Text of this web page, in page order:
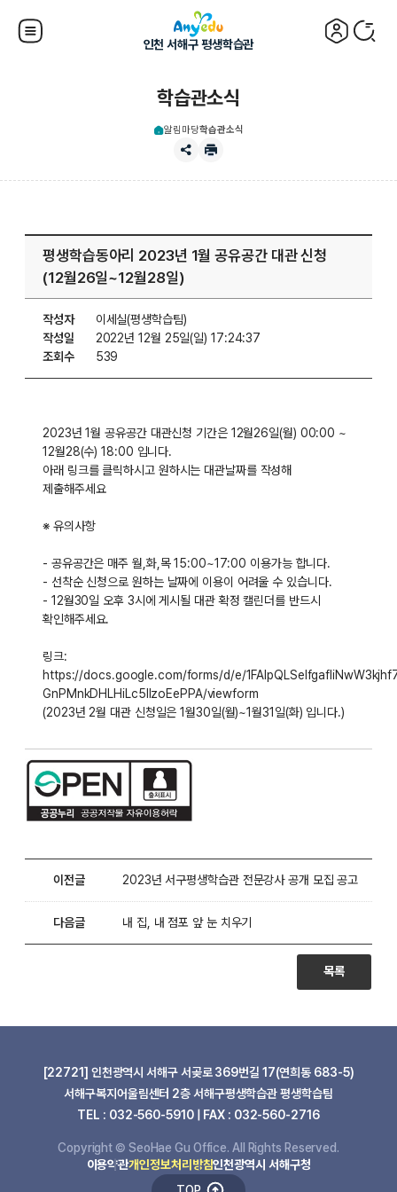
인천 서해구 평생학습관
학습관소식
알림마당학습관소식
평생학습동아리 2023년 1월 공유공간 대관 신청
(12월26일~12월28일)
작성자
이세실(평생학습팀)
작성일
2022년 12월 25일(일) 17:24:37
조회수
539
2023년 1월 공유공간 대관신청 기간은 12월26일(월) 00:00 ~
12월28(수) 18:00 입니다.
아래 링크를 클릭하시고 원하시는 대관날짜를 작성해
제출해주세요
※ 유의사항
- 공유공간은 매주 월,화,목 15:00~17:00 이용가능 합니다.
- 선착순 신청으로 원하는 날짜에 이용이 어려울 수 있습니다.
- 12월30일 오후 3시에 게시될 대관 확정 캘린더를 반드시
확인해주세요.
링크:
https://docs.google.com/forms/d/e/
GnPMnkDHLHiLc5IlzoEePPA/viewform
(2023년 2월 대관 신청일은 1월30일(월)~1월31일(화) 입니다.)
이전글 2023년 서구평생학습관 전문강사 공개 모집 공고
다음글 내 집, 내 점포 앞 눈 치우기
목록
[22721] 인천광역시 서해구 서곶로 369번길 17(연희동 683-5)
서해구복지어울림센터 2층 서해구평생학습관 평생학습팀
TEL : 032-560-5910 | FAX : 032-560-2716
Copyright © SeoHae Gu Office. All Rights Reserved.
이용약관개인정보처리방침인천광역시 서해구청